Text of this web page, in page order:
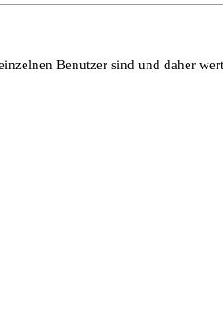
Benutzer sind und daher